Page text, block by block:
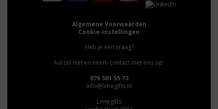
Algemene Voorwaarden
Cookie-instellingen
Heb je een vraag?
Aarzel niet en neem contact met ons op:
076 501 55 73
info@limegifts.nl
Limegifts